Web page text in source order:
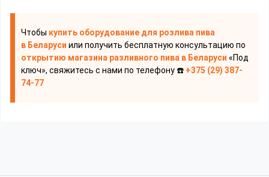
Чтобы купить оборудование для розлива пива
в Беларуси или получить бесплатную консультацию по
открытию магазина разливного пива в Беларуси «Под
ключ», свяжитесь с нами по телефону ☎️ +375 (29) 387-
74-77